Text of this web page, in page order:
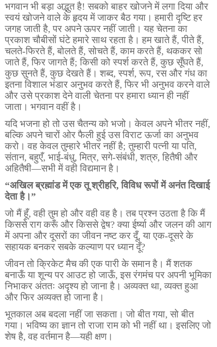
भगवान भी बड़ा अद्भुत है! सबको बाहर खोजने में लगा दिया और
स्वयं खोजने वाले के हृदय में जाकर बैठ गया। हमारी दृष्टि हर
जगह जाती है, पर अपने ऊपर नहीं जाती। यह चेतना का
प्रकाश चौबीसों घंटे हमारे साथ रहता है। हम खाते हैं, पीते हैं,
चलते-फिरते हैं, बोलते हैं, सोचते हैं, काम करते हैं, थककर सो
जाते हैं, फिर जागते हैं; किसी को स्पर्श करते हैं, कुछ सूँघते हैं,
कुछ सुनते हैं, कुछ देखते हैं। शब्द, स्पर्श, रूप, रस और गंध का
इतना विशाल भंडार अनुभव करते हैं, फिर भी अनुभव करने वाले
और उसे प्रकाश देने वाली चेतना पर हमारा ध्यान ही नहीं
जाता। भगवान वहीं है।
यदि भजना हो तो उस चैतन्य को भजो। केवल अपने भीतर नहीं,
बल्कि अपने चारों ओर फैली हुई उस विराट ऊर्जा का अनुभव
करो। वह केवल तुम्हारे भीतर नहीं है; तुम्हारी पत्नी या पति,
संतान, बहुएँ, भाई-बंधु, मित्र, सगे-संबंधी, शत्रु, हितैषी और
अहितैषी—सभी में वही विद्यमान है।
“अखिल ब्रह्मांड में एक तू श्रीहरि, विविध रूपों में अनंत दिखाई
देता है।”
जो मैं हूँ, वही तुम हो और वही वह है। तब प्रश्न उठता है कि मैं
किससे राग करूँ और किससे द्वेष? क्या ईर्ष्या और जलन की आग
में अपना और दूसरों का जीवन नष्ट कर दूँ, या एक-दूसरे के
सहायक बनकर सबके कल्याण पर ध्यान दूँ?
जीवन तो क्रिकेट मैच की एक पारी के समान है। मैं शतक
बनाऊँ या शून्य पर आउट हो जाऊँ, इस रंगमंच पर अपनी भूमिका
निभाकर अंततः अदृश्य हो जाना है। अव्यक्त था, व्यक्त हुआ
और फिर अव्यक्त हो जाना है।
भूतकाल अब बदला नहीं जा सकता। जो बीत गया, सो बीत
गया। भविष्य का ज्ञान तो राजा राम को भी नहीं था। इसलिए जो
शेष है, वह वर्तमान है—यही क्षण।